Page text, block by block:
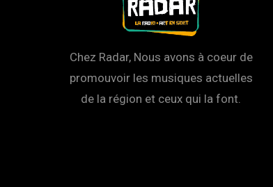
Chez Radar, Nous avons à coeur de
promouvoir les musiques actuelles
de la région et ceux qui la font.